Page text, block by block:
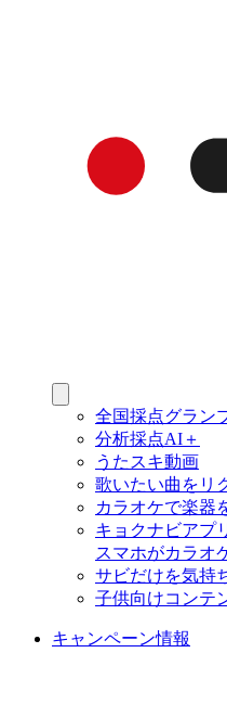
全国採点グラン
分析採点AI＋
うたスキ動画
歌いたい曲をリ
カラオケで楽器
キョクナビアプ
スマホがカラオ
サビだけを気持
子供向けコンテ
キャンペーン情報